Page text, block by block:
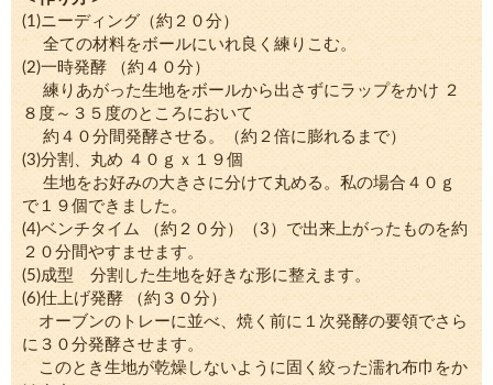
(1)ニーディング（約２０分）
全ての材料をボールにいれ良く練りこむ。
(2)一時発酵 （約４０分）
練りあがった生地をボールから出さずにラップをかけ ２
８度～３５度のところにおいて
約４０分間発酵させる。（約２倍に膨れるまで）
(3)分割、丸め ４０ｇｘ１９個
生地をお好みの大きさに分けて丸める。私の場合４０ｇ
で１９個できました。
(4)ベンチタイム （約２０分）（3）で出来上がったものを約
２０分間やすませます。
(5)成型 分割した生地を好きな形に整えます。
(6)仕上げ発酵 （約３０分）
オーブンのトレーに並べ、焼く前に１次発酵の要領でさら
に３０分発酵させます。
このとき生地が乾燥しないように固く絞った濡れ布巾をか